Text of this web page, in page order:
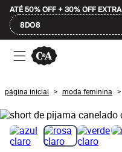
ATÉ 50% OFF + 30% OFF EXTRA
8DO8
Ofertas
Compre por Departamento
Masculino
Infantil
Calçados
Mindse7
Plus Size
Até 20% off
página inicial > moda feminina >